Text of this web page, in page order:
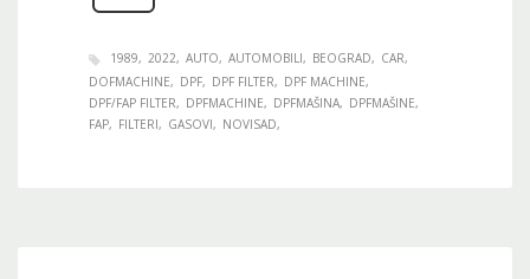
1989 2022 AUTO AUTOMOBILI BEOGRAD
CAR
DOFMACHINE
DPF DPF FILTER
DPF MACHINE
DPF/FAP FILTER
DPFMACHINE DPFMAŠINA
DPFMAŠINE
FAP
FILTERI GASOVI NOVISAD